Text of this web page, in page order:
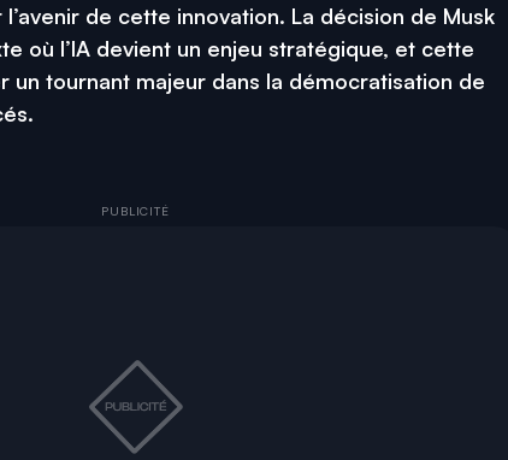
de cette innovation. La décision de Musk
où l’IA devient un enjeu stratégique, et cette
un tournant majeur dans la démocratisation de